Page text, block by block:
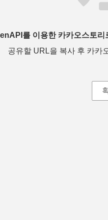
를 이용한 카카오스토
공유할 URL을 복사 후 카카